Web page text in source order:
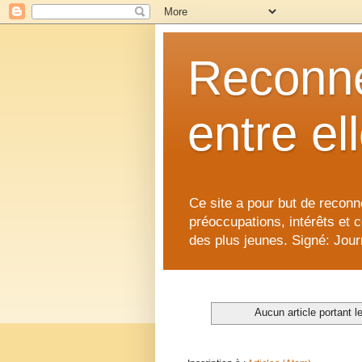
entre
Ce site a pour but de
préoccupations, intérêts et
des plus jeunes. Signé:
Aucun article portant